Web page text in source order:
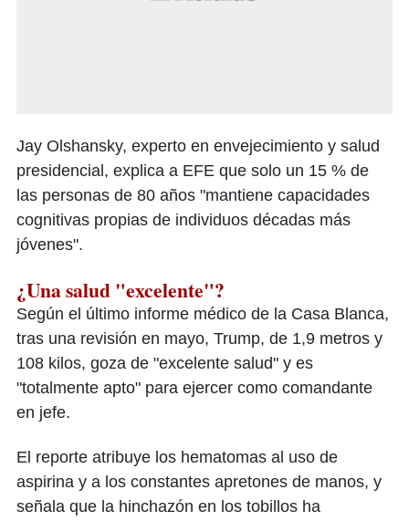
Jay Olshansky, experto en envejecimiento y salud
presidencial, explica a EFE que solo un 15 % de
las personas de 80 años "mantiene capacidades
cognitivas propias de individuos décadas más
jóvenes".
¿Una salud "excelente"?
Según el último informe médico de la Casa Blanca,
tras una revisión en mayo, Trump, de 1,9 metros y
108 kilos, goza de "excelente salud" y es
"totalmente apto" para ejercer como comandante
en jefe.
El reporte atribuye los hematomas al uso de
aspirina y a los constantes apretones de manos, y
señala que la hinchazón en los tobillos ha